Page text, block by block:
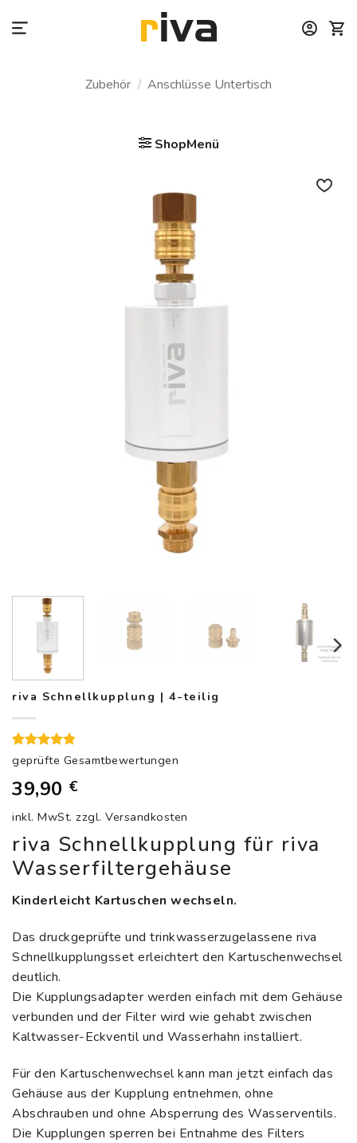
Inhalt
Zubehör / Anschlüsse Untertisch
ShopMenü
riva Schnellkupplung | 4-teilig
Bewertet
mit
von 5,
basierend
auf
18
Kundenbewertungen
geprüfte Gesamtbewertungen
39,90 €
inkl. MwSt. zzgl. Versandkosten
riva Schnellkupplung für riva
Wasserfiltergehäuse
Kinderleicht Kartuschen wechseln.
Das druckgeprüfte und trinkwasserzugelassene riva
Schnellkupplungsset erleichtert den Kartuschenwechsel
deutlich.
Die Kupplungsadapter werden einfach mit dem Gehäuse
verbunden und der Filter wird wie gehabt zwischen
Kaltwasser-Eckventil und Wasserhahn installiert.
Für den Kartuschenwechsel kann man jetzt einfach das
Gehäuse aus der Kupplung entnehmen, ohne
Abschrauben und ohne Absperrung des Wasserventils.
Die Kupplungen sperren bei Entnahme des Filters